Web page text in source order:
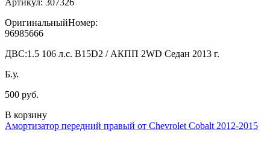
ОригинальныйНомер:
96985666
ДВС:1.5 106 л.с. B15D2 / АКПП 2WD Седан 2013 г.
Б.у.
500 руб.
В корзину
Амортизатор передний правый от Chevrolet Cobalt 2012-2015